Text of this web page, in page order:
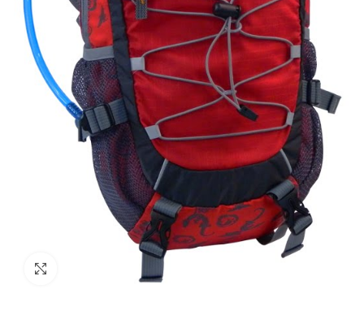
Clique para Ampliar